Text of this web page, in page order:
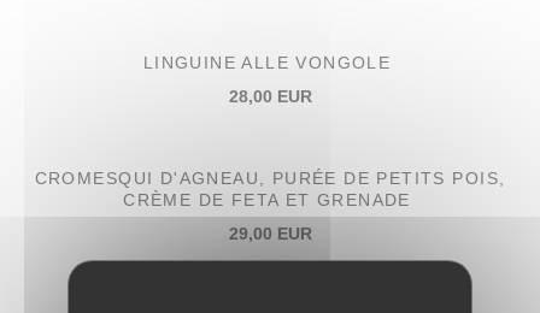
LINGUINE ALLE VONGOLE
28,00 EUR
CROMESQUI D'AGNEAU, PURÉE DE PETITS POIS,
CRÈME DE FETA ET GRENADE
29,00 EUR